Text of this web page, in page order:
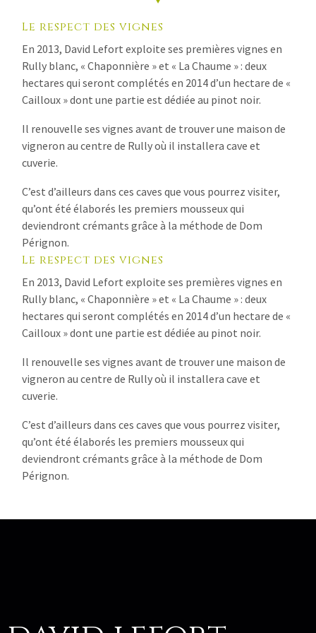
Le respect des vignes
En 2013, David Lefort exploite ses premières vignes en
Rully blanc, « Chaponnière » et « La Chaume » : deux
hectares qui seront complétés en 2014 d’un hectare de «
Cailloux » dont une partie est dédiée au pinot noir.
Il renouvelle ses vignes avant de trouver une maison de
vigneron au centre de Rully où il installera cave et
cuverie.
C’est d’ailleurs dans ces caves que vous pourrez visiter,
qu’ont été élaborés les premiers mousseux qui
deviendront crémants grâce à la méthode de Dom
Pérignon.
Le respect des vignes
En 2013, David Lefort exploite ses premières vignes en
Rully blanc, « Chaponnière » et « La Chaume » : deux
hectares qui seront complétés en 2014 d’un hectare de «
Cailloux » dont une partie est dédiée au pinot noir.
Il renouvelle ses vignes avant de trouver une maison de
vigneron au centre de Rully où il installera cave et
cuverie.
C’est d’ailleurs dans ces caves que vous pourrez visiter,
qu’ont été élaborés les premiers mousseux qui
deviendront crémants grâce à la méthode de Dom
Pérignon.